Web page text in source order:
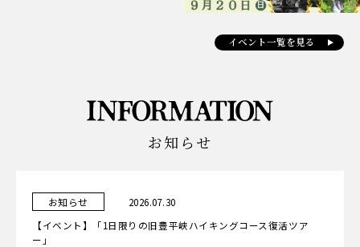
イベント一覧を見る
お知らせ
お知らせ
テ
2026.07.30日
【イベント】「1日限りの旧豊平峡ハイキングコース復活ツア
ー」